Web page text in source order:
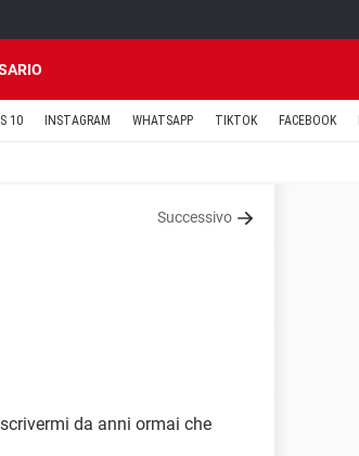
10 INSTAGRAM WHATSAPP TIKTOK FACEBOOK
Successivo
da anni ormai che